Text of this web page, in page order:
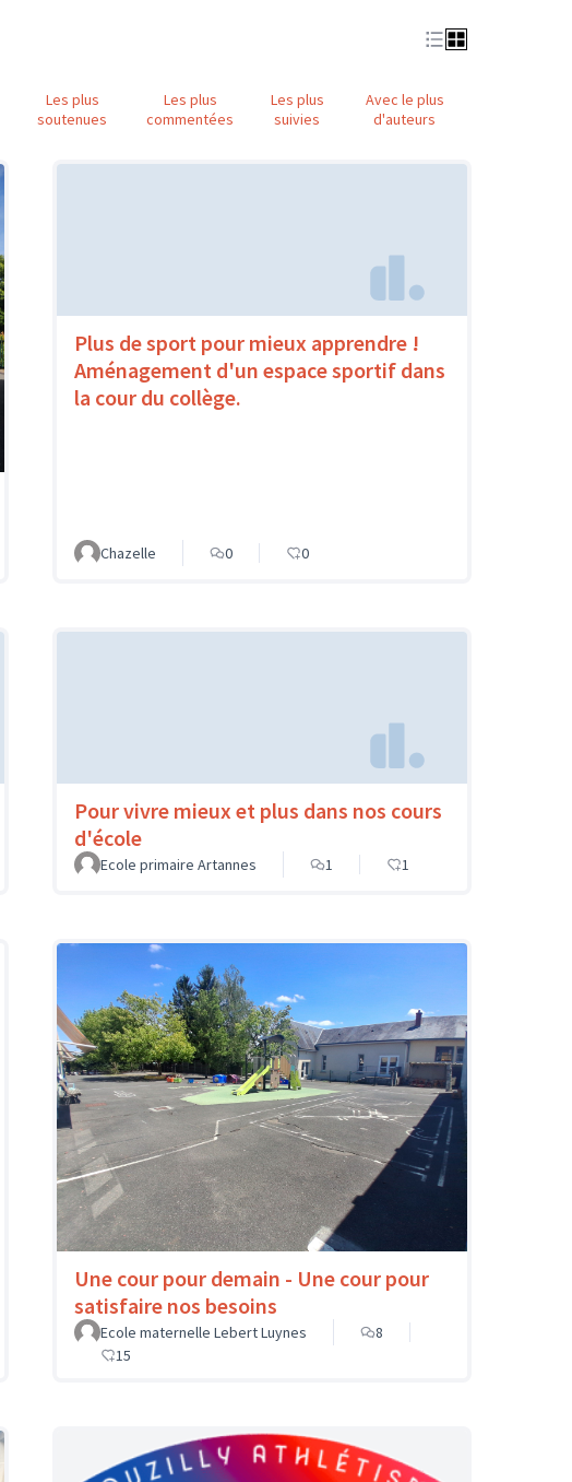
Les plus
soutenues
Les plus
commentées
Les plus
suivies
Avec le plus
d'auteurs
Plus de sport pour mieux apprendre !
Aménagement d'un espace sportif dans
la cour du collège.
Chazelle 0 0
Pour vivre mieux et plus dans nos cours
d'école
Ecole primaire Artannes 1 1
Une cour pour demain - Une cour pour
satisfaire nos besoins
Ecole maternelle Lebert Luynes
8
15